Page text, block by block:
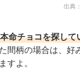
出典：
命チョコを探し
間柄の場合は、
すよ。